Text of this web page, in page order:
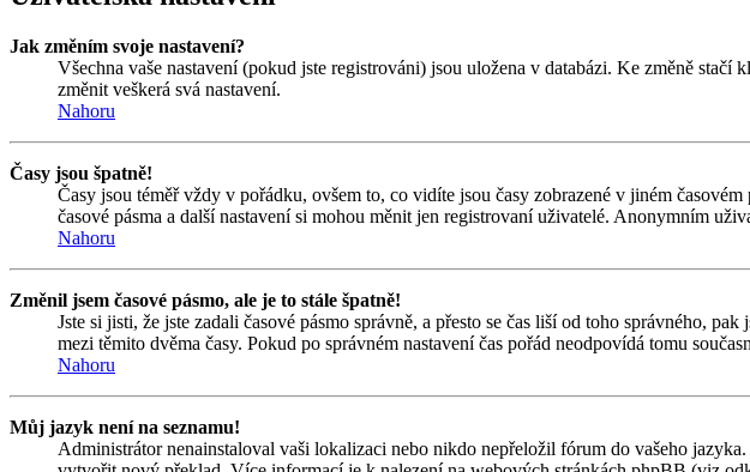
Jak změním svoje nastavení?
Všechna vaše nastavení (pokud jste registrováni) jsou uložena v databázi. Ke změně stačí
změnit veškerá svá nastavení.
Nahoru
Časy jsou špatně!
Časy jsou téměř vždy v pořádku, ovšem to, co vidíte jsou časy zobrazené v jiném
časové pásma a další nastavení si mohou měnit jen registrovaní uživatelé. Anonymním
Nahoru
Změnil jsem časové pásmo, ale je to stále špatně!
Jste si jisti, že jste zadali časové pásmo správně, a přesto se čas liší od toho správného,
mezi těmito dvěma časy. Pokud po správném nastavení čas pořád neodpovídá tomu
Nahoru
Můj jazyk není na seznamu!
Administrátor nenainstaloval vaši lokalizaci nebo nikdo nepřeložil fórum do vašeho